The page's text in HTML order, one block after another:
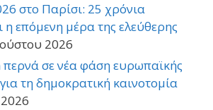
στο Παρίσι: 25 χρόνια
επόμενη μέρα της ελεύθερης
2026
σε νέα φάση ευρωπαϊκής
τη δημοκρατική καινοτομία